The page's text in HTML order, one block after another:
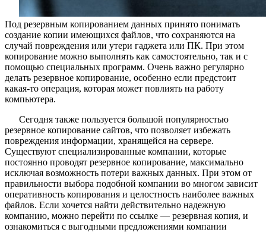
Под резервным копированием данных принято понимать
создание копии имеющихся файлов, что сохраняются на
случай повреждения или утери гаджета или ПК. При этом
копирование можно выполнять как самостоятельно, так и с
помощью специальных программ. Очень важно регулярно
делать резервное копирование, особенно если предстоит
какая-то операция, которая может повлиять на работу
компьютера.
Сегодня также пользуется большой популярностью
резервное копирование сайтов, что позволяет избежать
повреждения информации, хранящейся на сервере.
Существуют специализированные компании, которые
постоянно проводят резервное копирование, максимально
исключая возможность потери важных данных. При этом от
правильности выбора подобной компании во многом зависит
оперативность копирования и целостность наиболее важных
файлов. Если хочется найти действительно надежную
компанию, можно перейти по ссылке — резервная копия, и
ознакомиться с выгодными предложениями компании